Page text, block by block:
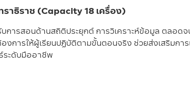
าธิราช (Capacity 18 เครื่อง)
การสอนด้านสถิติประยุกต์ การวิเคราะห์ข้อมูล ตลอด
งการให้ผู้เรียนปฏิบัติตามขั้นตอนจริง ช่วยส่งเสริมกา
ระดับมืออาชีพ